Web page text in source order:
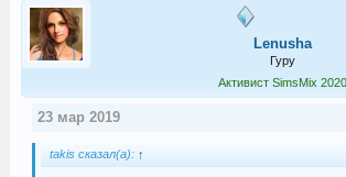
Lenusha
Гуру
Активист SimsMix 2020
23 мар 2019
takis сказал(а): ↑